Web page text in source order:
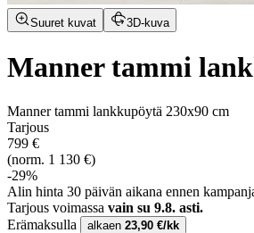
Suuret kuvat 3D-kuva
Manner tammi
Manner tammi lankkupöytä 230x90 cm
Tarjous
799 €
(norm. 1 130 €)
-29%
Alin hinta 30 päivän aikana ennen
Tarjous voimassa vain su 9.8. asti.
Erämaksulla
alkaen 23,90 €/kk